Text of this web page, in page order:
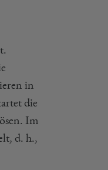
in
die
Im
d. h.,